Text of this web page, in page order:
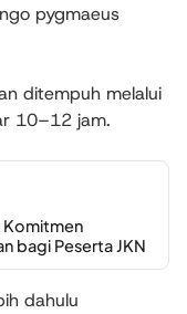
pygmaeus
ditempuh melalui
10–12 jam.
Komitmen
bagi Peserta JKN
dahulu